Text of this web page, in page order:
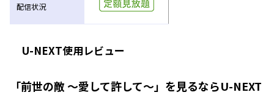
配信状況
U-NEXT使用レビュー
「前世の敵 ～愛して許して～」を見るならU-NEXT